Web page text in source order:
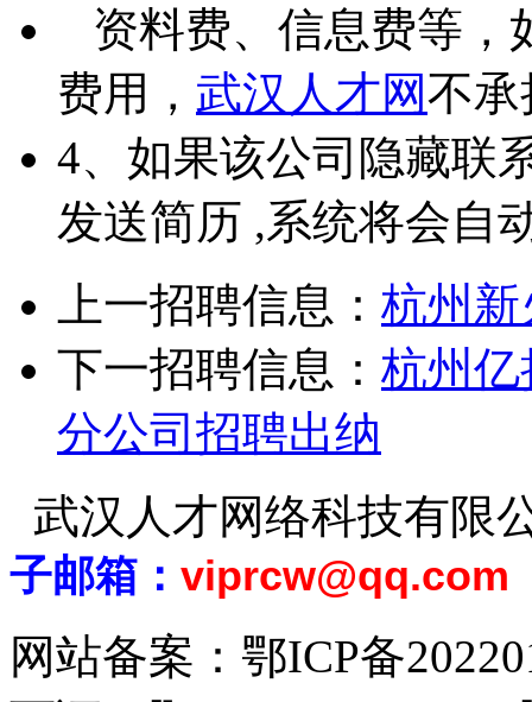
资料费、信息费等，
费用， 武汉人才网不承
4、如果该公司隐藏联
发送简历 ,系统将会自
上一招聘信息： 杭州
下一招聘信息： 杭州
分公司招聘出纳
武汉人才网络科技有限
子邮箱： viprcw@qq.com
网站备案： 鄂ICP备